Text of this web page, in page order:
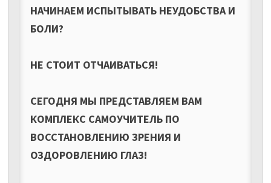
НАЧИНАЕМ ИСПЫТЫВАТЬ НЕУДОБСТВА И
БОЛИ?
НЕ СТОИТ ОТЧАИВАТЬСЯ!
СЕГОДНЯ МЫ ПРЕДСТАВЛЯЕМ ВАМ
КОМПЛЕКС САМОУЧИТЕЛЬ ПО
ВОССТАНОВЛЕНИЮ ЗРЕНИЯ И
ОЗДОРОВЛЕНИЮ ГЛАЗ!